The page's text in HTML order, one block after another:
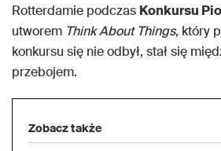
Rotterdamie podczas Konkursu
utworem Think About Things, który
konkursu się nie odbył, stał się
przebojem.
Zobacz także